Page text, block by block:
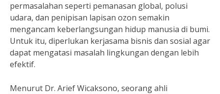
permasalahan seperti pemanasan global, polusi
udara, dan penipisan lapisan ozon semakin
mengancam keberlangsungan hidup manusia di bumi.
Untuk itu, diperlukan kerjasama bisnis dan sosial agar
dapat mengatasi masalah lingkungan dengan lebih
efektif.
Menurut Dr. Arief Wicaksono, seorang ahli